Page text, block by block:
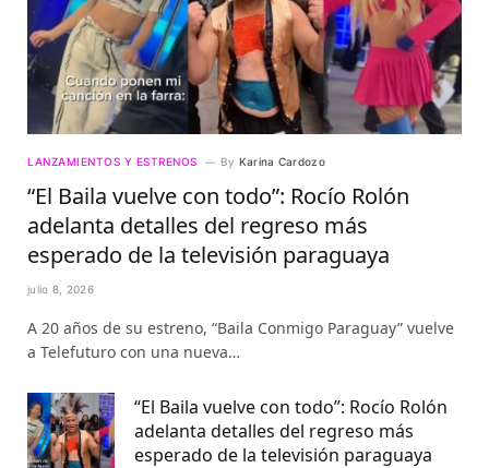
LANZAMIENTOS Y ESTRENOS By Karina Cardozo
“El Baila vuelve con todo”: Rocío Rolón
adelanta detalles del regreso más
esperado de la televisión paraguaya
julio 8, 2026
A 20 años de su estreno, “Baila Conmigo Paraguay” vuelve
a Telefuturo con una nueva…
“El Baila vuelve con todo”: Rocío Rolón
adelanta detalles del regreso más
esperado de la televisión paraguaya